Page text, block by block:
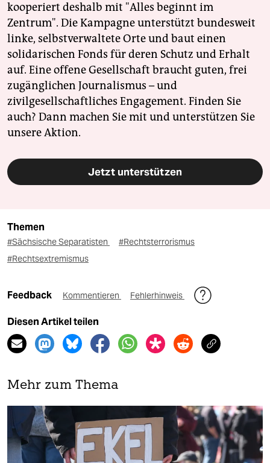
kooperiert deshalb mit "Alles beginnt im
Zentrum". Die Kampagne unterstützt bundesweit
linke, selbstverwaltete Orte und baut einen
solidarischen Fonds für deren Schutz und Erhalt
auf. Eine offene Gesellschaft braucht guten, frei
zugänglichen Journalismus – und
zivilgesellschaftliches Engagement. Finden Sie
auch? Dann machen Sie mit und unterstützen Sie
unsere Aktion.
Jetzt unterstützen
Themen
#Sächsische Separatisten
#Rechtsterrorismus
#Rechtsextremismus
Feedback Kommentieren Fehlerhinweis
Diesen Artikel teilen
Mehr zum Thema